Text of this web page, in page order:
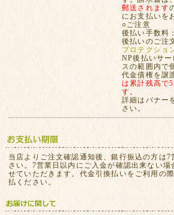
郵送されます
にお支払いを
○ご注意
後払い手数料
後払いのご注
プロテクショ
NP後払いサ
スの範囲内で
代金債権を譲
は累計残高で
す。
詳細はバナー
さい。
当店よりご注文確認通知後、銀行振込の方は
さい。7営業日以内にご入金が確認出来ない場
せていただきます。代金引換払いをご利用の
払ください。